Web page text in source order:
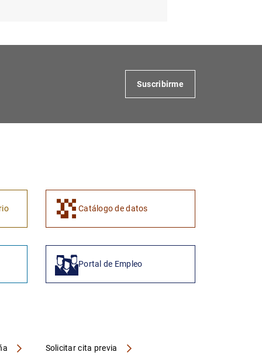
Suscribirme
Catálogo de datos
Portal de Empleo
Solicitar cita previa